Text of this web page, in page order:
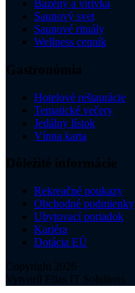
Bazény a vírivka
Saunový svet
Saunové rituály
Wellness cenník
Gastronómia
Hotelové reštaurácie
Tematické večery
Jedálny lístok
Vínna karta
Dôležité informácie
Rekreačné poukazy
Obchodné podmienky
Ubytovací poriadok
Kariéra
Dotácia EÚ
Copyright 2026
Vytvoril Elias IT Solutions